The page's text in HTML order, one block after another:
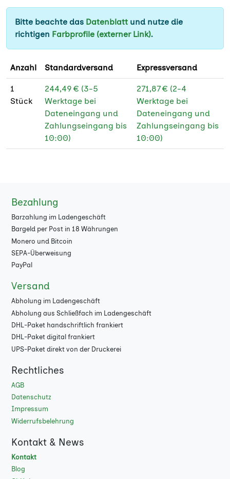
1000 ★
700
1000
★
4000
5000
7000
8000
9000
10000
Bitte beachte das Datenblatt und nutze die
richtigen Farbprofile (externer Link).
Anzahl Standardversand Expressversand
1
Stück
244,49 € (3-5
Werktage bei
Dateneingang und
Zahlungseingang bis
10:00)
271,87 € (2-4
Werktage bei
Dateneingang und
Zahlungseingang bis
10:00)
Bezahlung
Barzahlung im Ladengeschäft
Bargeld per Post in 18 Währungen
Monero und Bitcoin
SEPA-Überweisung
PayPal
Versand
Abholung im Ladengeschäft
Abholung aus Schließfach im Ladengeschäft
DHL-Paket handschriftlich frankiert
DHL-Paket digital frankiert
UPS-Paket direkt von der Druckerei
Rechtliches
AGB
Datenschutz
Impressum
Widerrufsbelehrung
Kontakt & News
Kontakt
Blog